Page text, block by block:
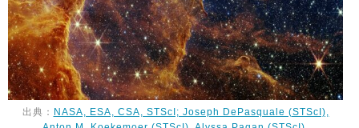
出典： NASA, ESA, CSA, STScI; Joseph DePasquale (STScI),